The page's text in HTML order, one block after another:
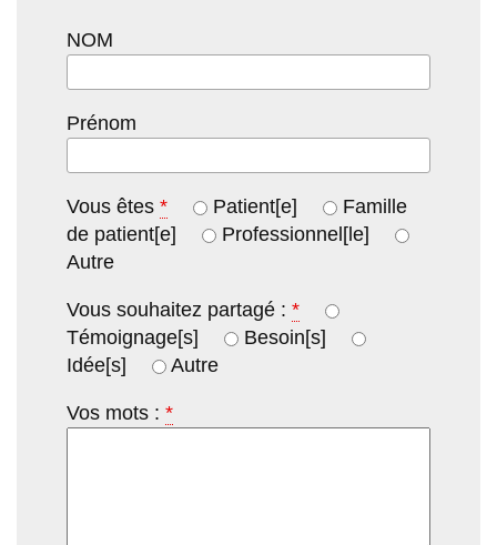
NOM
Prénom
Vous êtes * Patient[e]
Famille
de patient[e]
Professionnel[le]
Autre
Vous souhaitez partagé : *
Témoignage[s]
Besoin[s]
Idée[s]
Autre
Vos mots : *